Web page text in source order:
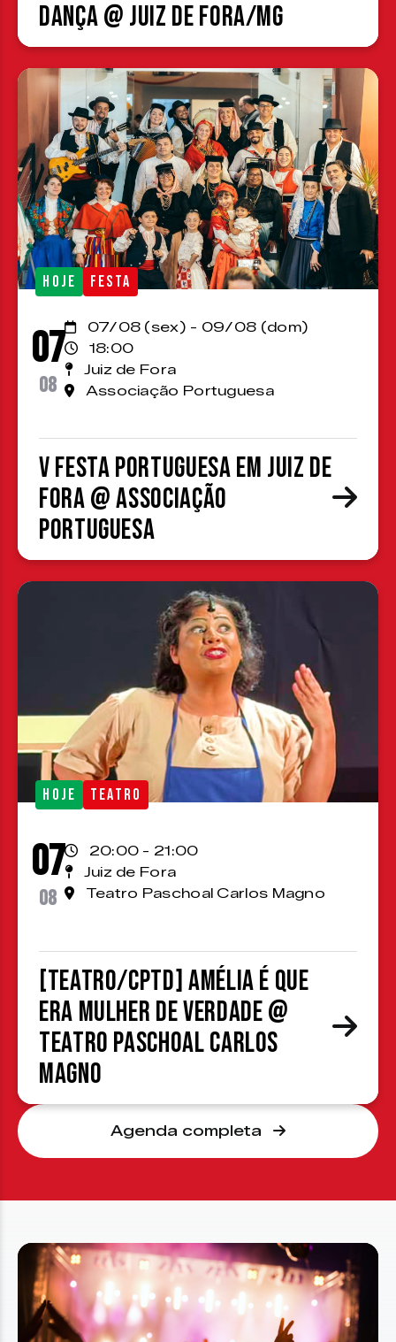
Dança @ Juiz de Fora/MG
HOJE FESTA
07
08
07/08 (sex) - 09/08 (dom)
18:00
Juiz de Fora
Associação Portuguesa
V Festa Portuguesa em Juiz de
Fora @ Associação
Portuguesa
HOJE TEATRO
07
08
20:00 - 21:00
Juiz de Fora
Teatro Paschoal Carlos Magno
[TEATRO/CPTD] Amélia é que
era mulher de verdade @
Teatro Paschoal Carlos
Magno
Agenda completa